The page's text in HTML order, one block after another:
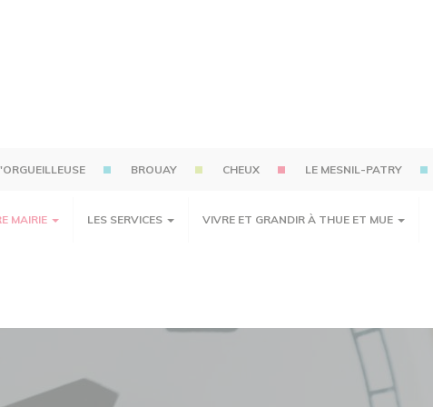
BROUAY CHEUX LE MESNIL-PATRY
MAIRIE LES SERVICES VIVRE ET GRANDIR À THUE ET MUE